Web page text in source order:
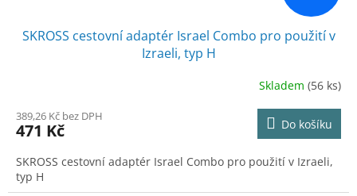
SKROSS cestovní adaptér Israel Combo pro použití v
Izraeli, typ H
Skladem (56 ks)
389,26 Kč bez DPH
471 Kč Do košíku
SKROSS cestovní adaptér Israel Combo pro použití v Izraeli,
typ H